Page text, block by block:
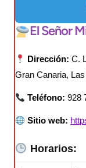
El Señor
Dirección: C.
Gran Canaria,
Teléfono: 928
Sitio web:
Horarios: